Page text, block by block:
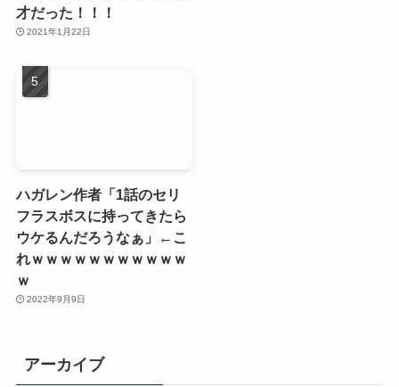
才だった！！！
2021年1月22日
ハガレン作者「1話のセリ
フラスボスに持ってきたら
ウケるんだろうなぁ」←こ
れｗｗｗｗｗｗｗｗｗｗｗ
ｗ
2022年9月9日
アーカイブ